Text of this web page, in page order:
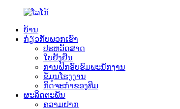
ບ້ານ
ກ່ຽວກັບພວກເຮົາ
ປະຫວັດສາດ
ໃບຢັ້ງຢືນ
ການຝຶກອົບຮົມພະນັກງານ
ຂໍ້ມູນໂຮງງານ
ກິດຈະກຳຂອງທີມ
ຜະລິດຕະພັນ
ຄວາມຢາກ